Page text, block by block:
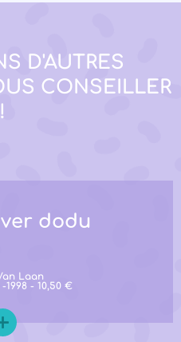
D'AUTRES
CONSEILLER
!
dodu
Laan
1998 - 10,50 €